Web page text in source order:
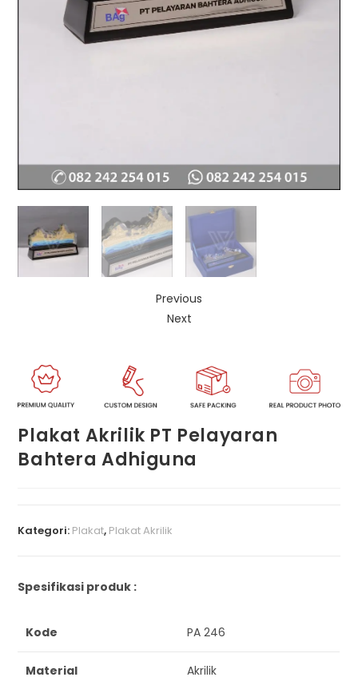
Previous
Next
Plakat Akrilik PT Pelayaran
Bahtera Adhiguna
Kategori: Plakat, Plakat Akrilik
Spesifikasi produk :
Kode PA 246
Material Akrilik